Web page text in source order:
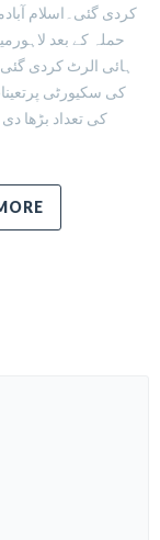
کردی گئی۔اسلام
حملہ کے بعد
ہائی الرٹ کردی
کی سکیورٹی
کی تعداد بڑھا